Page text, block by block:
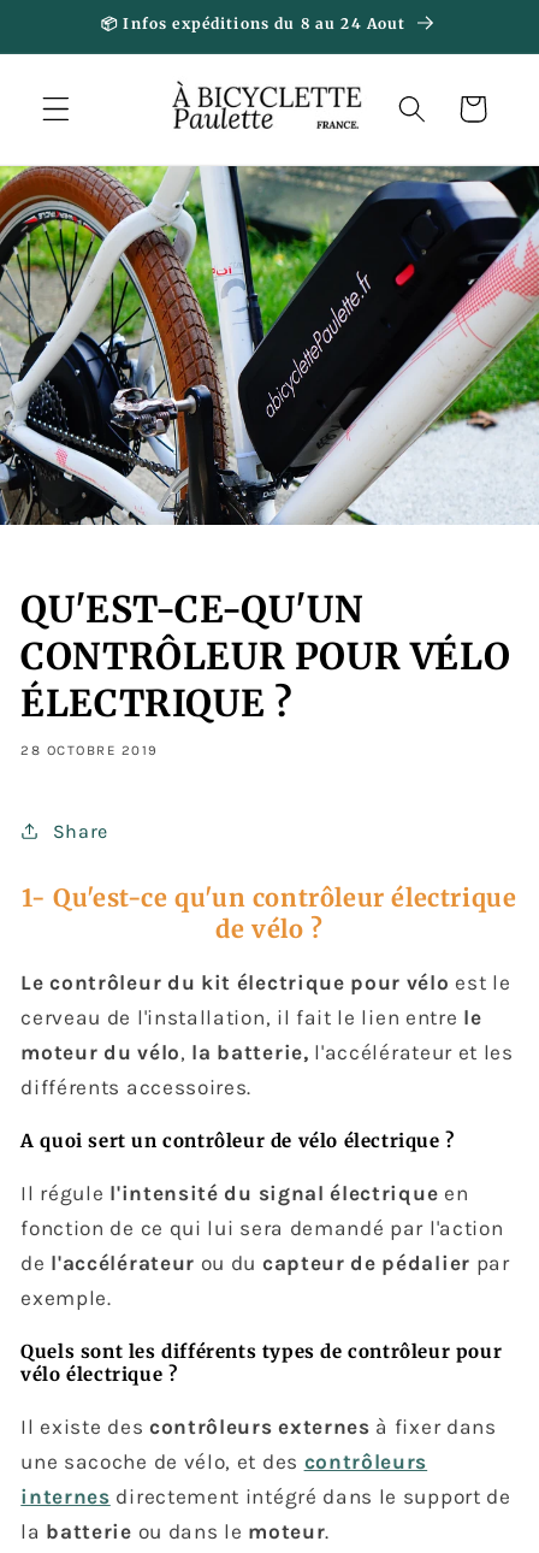
passer
au
📦 Infos expéditions du 8 au 24 Aout
Panier
QU'EST-CE-QU'UN
CONTRÔLEUR POUR VÉLO
ÉLECTRIQUE ?
28 OCTOBRE 2019
Share
1- Qu'est-ce qu'un contrôleur électrique
de vélo ?
Le contrôleur du kit électrique pour vélo est le
cerveau de l'installation, il fait le lien entre le
moteur du vélo, la batterie, l'accélérateur et les
différents accessoires.
A quoi sert un contrôleur de vélo électrique ?
Il régule l'intensité du signal électrique en
fonction de ce qui lui sera demandé par l'action
de l'accélérateur ou du capteur de pédalier par
exemple.
Quels sont les différents types de contrôleur pour
vélo électrique ?
Il existe des contrôleurs externes à fixer dans
une sacoche de vélo, et des contrôleurs
internes directement intégré dans le support de
la batterie ou dans le moteur.